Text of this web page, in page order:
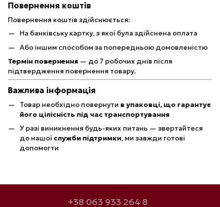
Повернення коштів
Повернення коштів здійснюється:
На банківську картку, з якої була здійснена оплата
Або іншим способом за попередньою домовленістю
Термін повернення — до 7 робочих днів після
підтвердження повернення товару.
Важлива інформація
Товар необхідно повернути в упаковці, що гарантує
його цілісність під час транспортування
У разі виникнення будь-яких питань — звертайтеся
до нашої служби підтримки, ми завжди готові
допомогти
+38 063 933 264 8